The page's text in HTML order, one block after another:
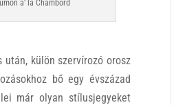
a’ la Chambord
külön szervírozó orosz
bő egy évszázad
már olyan stílusjegyeket